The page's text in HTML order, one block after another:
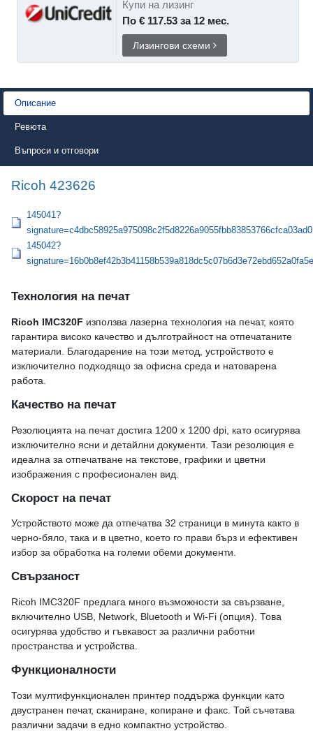
Купи на лизинг
По € 117.53 за 12 мес.
Лизингови схеми
Описание
Ревюта
Въпроси и отговори
Ricoh 423626
145041?
145042?
Технология на печат
Ricoh IMC320F използва лазерна технология на печат, която
гарантира високо качество и дълготрайност на отпечатаните
материали. Благодарение на този метод, устройството е
изключително подходящо за офисна среда и натоварена
работа.
Качество на печат
Резолюцията на печат достига 1200 x 1200 dpi, като осигурява
изключително ясни и детайлни документи. Тази резолюция е
идеална за отпечатване на текстове, графики и цветни
изображения с професионален вид.
Скорост на печат
Устройството може да отпечатва 32 страници в минута както в
черно-бяло, така и в цветно, което го прави бърз и ефективен
избор за обработка на големи обеми документи.
Свързаност
Ricoh IMC320F предлага много възможности за свързване,
включително USB, Network, Bluetooth и Wi-Fi (опция). Това
осигурява удобство и гъвкавост за различни работни
пространства и устройства.
Функционалности
Този мултифункционален принтер поддържа функции като
двустранен печат, сканиране, копиране и факс. Той съчетава
различни задачи в едно компактно устройство.